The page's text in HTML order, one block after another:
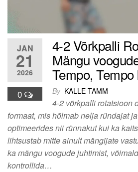
JAN
21
2026
0
4-2 Võrkpalli
Mängu
Tempo,
By KALLE TAMM
4-2 võrkpalli rotatsioon
formaat, mis hõlmab nelja ründajat
optimeerides nii rünnakut kui ka
lihtsustab mitte ainult mängijate
ka mängu voogude juhtimist,
kontrollida…